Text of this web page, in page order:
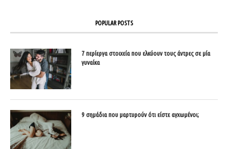
POPULAR POSTS
7 περίεργα στοιχεία που ελκύουν τους άντρες σε μία
γυναίκα
9 σημάδια που μαρτυρούν ότι είστε αγχωμένοι;